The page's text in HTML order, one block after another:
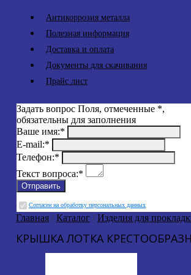
Антикоррозия металла
Полезная информация
Доставка и оплата
Документы для скачивания
Прайс лист
Задать вопрос Поля, отмеченные *,
обязательны для заполнения
Ваше имя:*
E-mail:*
Телефон:*
Текст вопроса:*
Cогласен на обработку персональных данных
Главная /Каталог /Изделия для
КРЫШКА ЛОТКА